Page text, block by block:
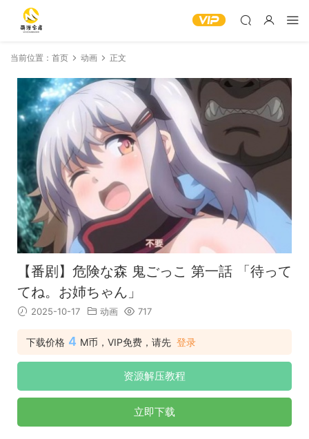
当前位置： 首页 动画 正文
【番剧】危険な森 鬼ごっこ 第一話 「待って
てね。お姉ちゃん」
2025-10-17 动画 717
下载价格 4 M币，VIP免费，请先 登录
资源解压教程
立即下载